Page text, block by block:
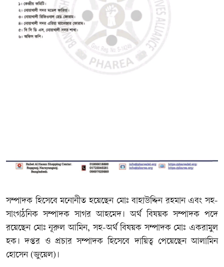
সম্পাদক হিসেবে মনোনীত হয়েছেন মোঃ বাহাউদ্দিন রহমান এবং সহ-
সাংগঠনিক সম্পাদক সাগর আহমেদ। অর্থ বিষয়ক সম্পাদক পদে
রয়েছেন মোঃ নূরুল আমিন, সহ-অর্থ বিষয়ক সম্পাদক মোঃ একরামুল
হক। দপ্তর ও প্রচার সম্পাদক হিসেবে দায়িত্ব পেয়েছেন আলামিন
হোসেন (জুয়েল)।